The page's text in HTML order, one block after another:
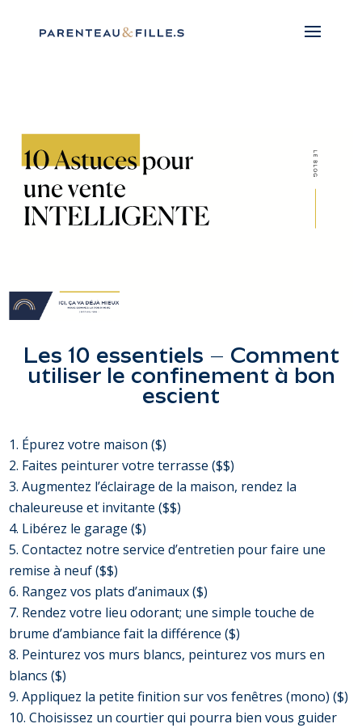
Les 10 essentiels – Comment
utiliser le confinement à bon
escient
Épurez votre maison ($)
Faites peinturer votre terrasse ($$)
Augmentez l’éclairage de la maison, rendez la
chaleureuse et invitante ($$)
Libérez le garage ($)
Contactez notre service d’entretien pour faire une
remise à neuf ($$)
Rangez vos plats d’animaux ($)
Rendez votre lieu odorant; une simple touche de
brume d’ambiance fait la différence ($)
Peinturez vos murs blancs, peinturez vos murs en
blancs ($)
Appliquez la petite finition sur vos fenêtres (mono) ($)
Choisissez un courtier qui pourra bien vous guider